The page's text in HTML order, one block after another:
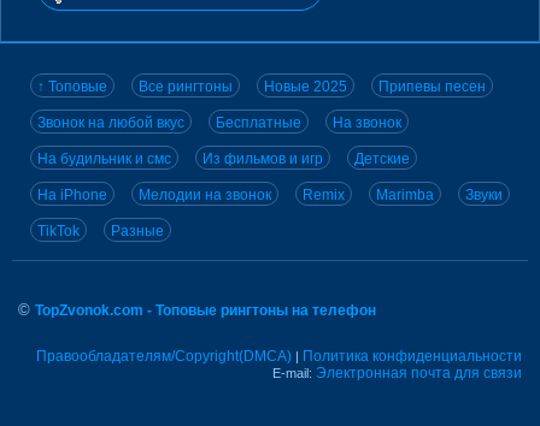
↑ Топовые Все рингтоны Новые 2025 Припевы песен
Звонок на любой вкус Бесплатные На звонок
На будильник и смс Из фильмов и игр Детские
На iPhone Мелодии на звонок Remix Marimba Звуки
TikTok Разные
© TopZvonok.com - Топовые рингтоны на телефон
Правообладателям/Copyright(DMCA) | Политика конфиденциальности
E-mail: Электронная почта для связи